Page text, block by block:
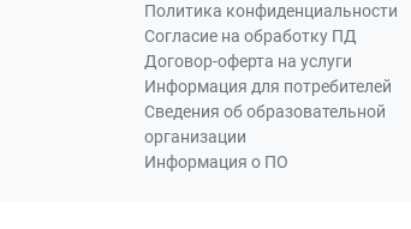
Политика конфиденциальности
Согласие на обработку ПД
Договор-оферта на услуги
Информация для потребителей
Сведения об образовательной
организации
Информация о ПО